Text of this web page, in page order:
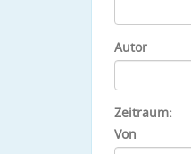
Autor
Zeitraum:
Von